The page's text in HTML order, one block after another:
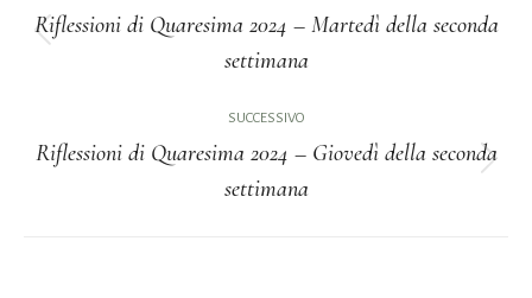
tra
post
Riflessioni di Quaresima 2024 – Martedì della seconda
settimana
SUCCESSIVO
Riflessioni di Quaresima 2024 – Giovedì della seconda
settimana